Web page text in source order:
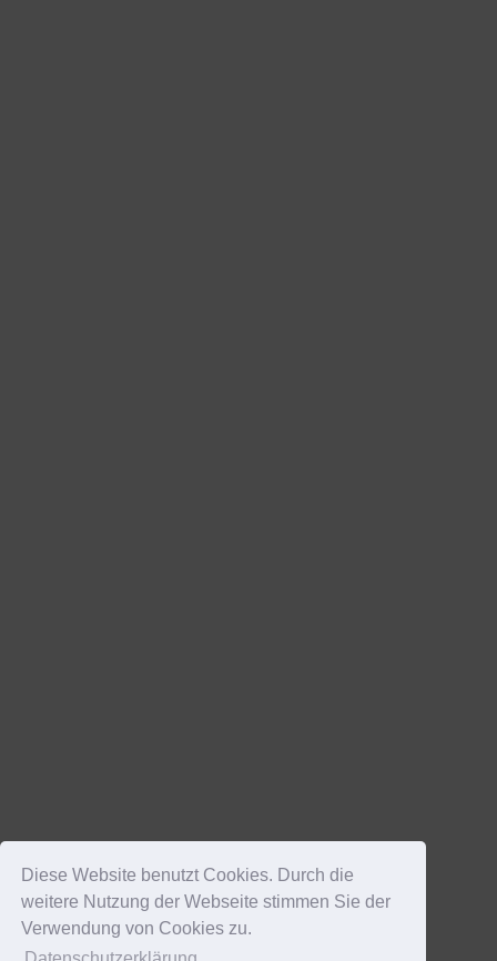
Diese Website benutzt Cookies. Durch die
weitere Nutzung der Webseite stimmen Sie der
Verwendung von Cookies zu.